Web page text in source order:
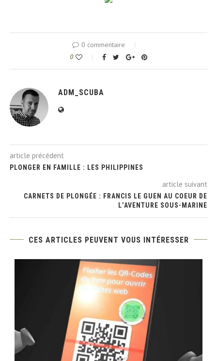
0 commentaire
0
ADM_SCUBA
article précédent
PLONGER EN FAMILLE : LES PHILIPPINES
article suivant
CARNETS DE PLONGÉE : FRANCIS LE GUEN AU COEUR DE
L’AVENTURE SOUS-MARINE
CES ARTICLES PEUVENT VOUS INTÉRESSER